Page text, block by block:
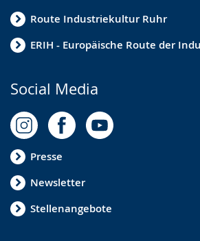
Route Industriekultur Ruhr
ERIH - Europäische Route der
Social Media
Presse
Newsletter
Stellenangebote